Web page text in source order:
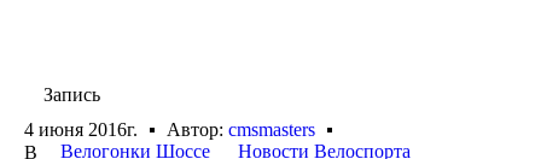
Запись
4 июня 2016г.
Автор: cmsmasters
В
Велогонки Шоссе
Новости Велоспорта